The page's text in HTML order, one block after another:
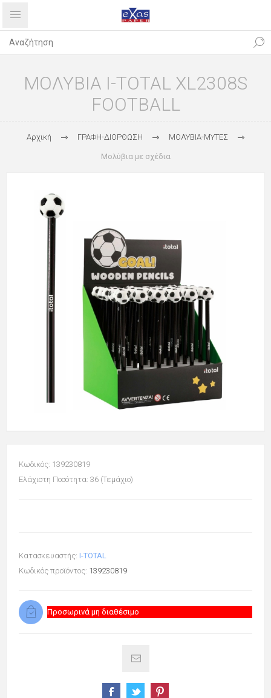
ΜΟΛΥΒΙΑ I-TOTAL XL2308S
FOOTBALL
Αρχική ΓΡΑΦΗ-ΔΙΟΡΘΩΣΗ ΜΟΛΥΒΙΑ-ΜΥΤΕΣ
Μολύβια με σχέδια
Κωδικός: 139230819
Ελάχιστη Ποσότητα: 36 (Τεμάχιο)
Κατασκευαστής: I-TOTAL
Κωδικός προϊόντος: 139230819
Προσωρινά μη διαθέσιμο